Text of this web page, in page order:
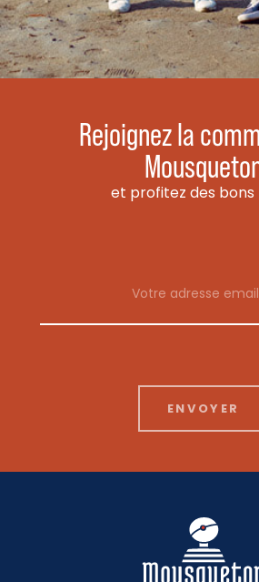
Rejoignez la
et profitez des bons